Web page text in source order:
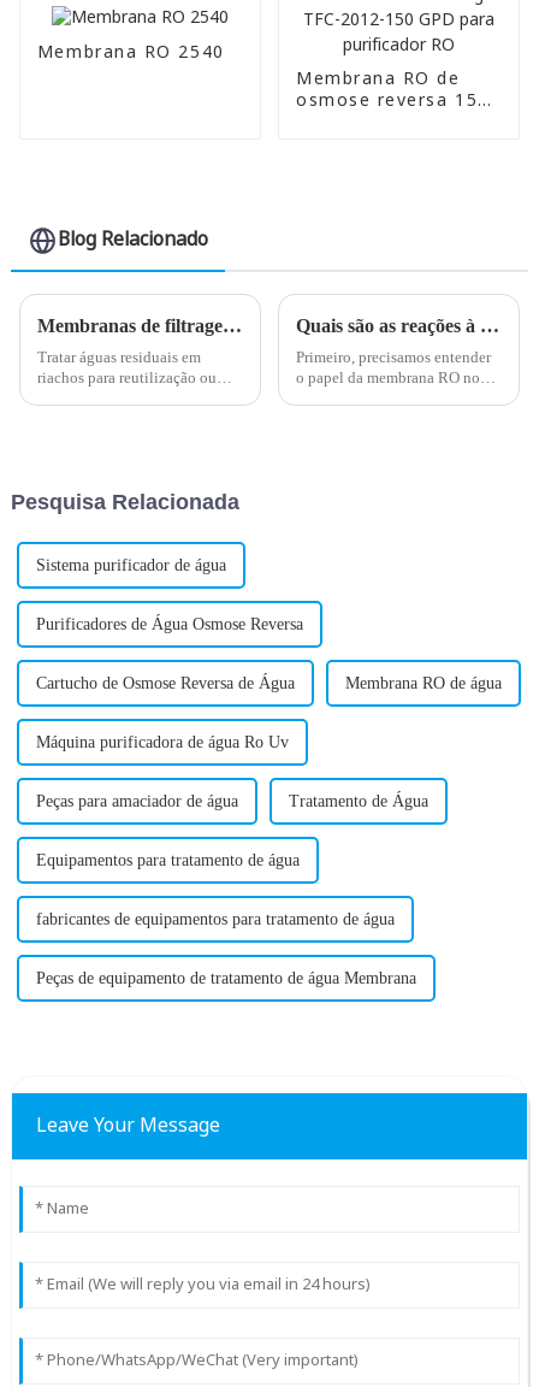
Membrana RO 2540
Membrana RO de
osmose reversa 150g
Blog Relacionado
Membranas de filtragem antiincrustantes
Tratar águas residuais em
riachos para reutilização ou
muito difícil em termos de
Quais são as reações à falha da membrana Ro do purificador de água por osmose reversa?
Primeiro, precisamos entender
o papel da membrana RO no
Pesquisa Relacionada
Sistema purificador de água
Purificadores de Água Osmose Reversa
Cartucho de Osmose Reversa de Água Membrana RO de água
Máquina purificadora de água Ro Uv
Peças para amaciador de água Tratamento de Água
Equipamentos para tratamento de água
fabricantes de equipamentos para tratamento de água
Peças de equipamento de tratamento de água Membrana
Leave Your Message